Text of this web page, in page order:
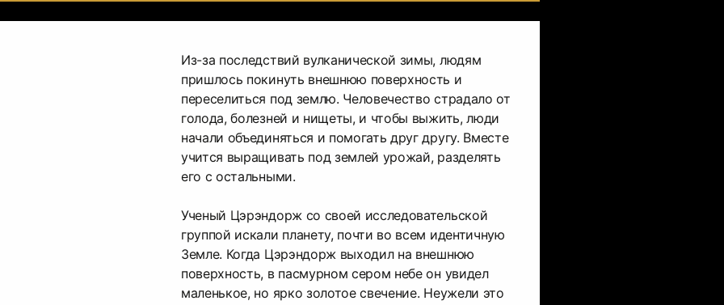
Из-за последствий вулканической зимы, людям
пришлось покинуть внешнюю поверхность и
переселиться под землю. Человечество страдало от
голода, болезней и нищеты, и чтобы выжить, люди
начали объединяться и помогать друг другу. Вместе
учится выращивать под землей урожай, разделять
его с остальными.
Ученый Цэрэндорж со своей исследовательской
группой искали планету, почти во всем идентичную
Земле. Когда Цэрэндорж выходил на внешнюю
поверхность, в пасмурном сером небе он увидел
маленькое, но ярко золотое свечение. Неужели это